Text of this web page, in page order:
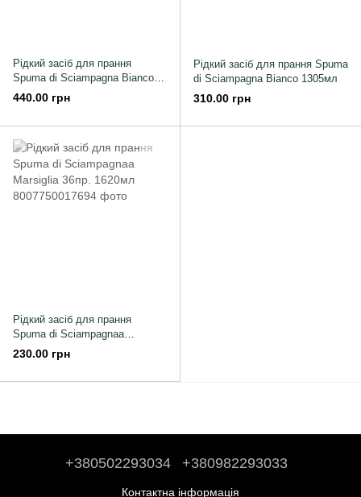
Рідкий засіб для прання
Spuma di Sciampagna Bianco
puro 46пр. 2070мл
440.00 грн
Рідкий засіб для прання Spuma
di Sciampagna Bianco 1305мл
310.00 грн
Рідкий засіб для прання
Spuma di Sciampagnaa
Marsiglia 36пр. 1620мл
230.00 грн
+380502293034 +380982293033
Контактна інформація